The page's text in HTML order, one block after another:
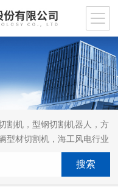
割机，型钢切割机器人，方
型材切割机，海工风电行业